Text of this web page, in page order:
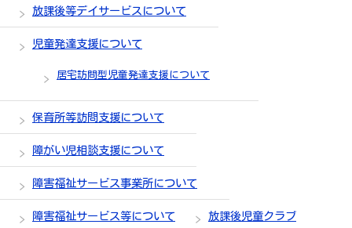
放課後等デイサービスについて
児童発達支援について
居宅訪問型児童発達支援について
保育所等訪問支援について
障がい児相談支援について
障害福祉サービス事業所について
障害福祉サービス等について 放課後児童クラブ